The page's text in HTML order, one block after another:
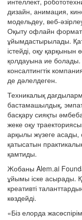
дизайн, анимация,
модельдеу, веб-
Оқыту офлайн
ұйымдастырылады.
істейді, оқу қарқынын
қолдауына ие болады.
консалтингтік
де дәлелдеген.
Техникалық
бастамашылдық,
басқару сияқты
жеке оқу
арқылы жүзеге
қатысатын
қамтиды.
Жобаны Alem.ai
ұйымы іске асырады.
креативті
көздейді.
«Біз елорда